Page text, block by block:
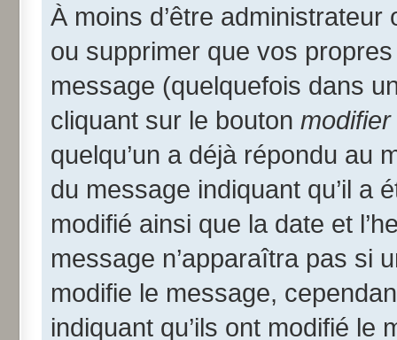
À moins d’être
ou supprimer que vos
message (quelquefois dans
cliquant sur le bouton modifier
quelqu’un a déjà répondu au
du message indiquant qu’il a
modifié ainsi que la date et
message n’apparaîtra pas si
modifie le message,
indiquant qu’ils ont modifié le